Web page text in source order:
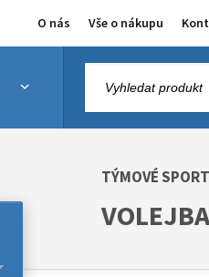
O nás Vše o nákupu
TÝMOVÉ